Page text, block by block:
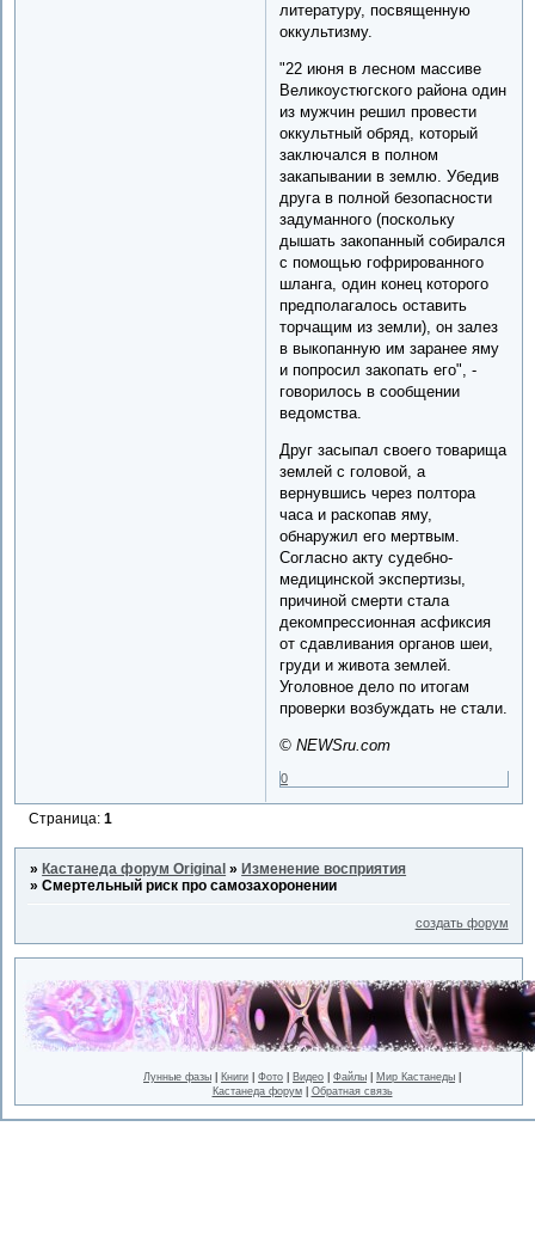
литературу, посвященную
оккультизму.
"22 июня в лесном массиве
Великоустюгского района один
из мужчин решил провести
оккультный обряд, который
заключался в полном
закапывании в землю. Убедив
друга в полной безопасности
задуманного (поскольку
дышать закопанный собирался
с помощью гофрированного
шланга, один конец которого
предполагалось оставить
торчащим из земли), он залез
в выкопанную им заранее яму
и попросил закопать его", -
говорилось в сообщении
ведомства.
Друг засыпал своего товарища
землей с головой, а
вернувшись через полтора
часа и раскопав яму,
обнаружил его мертвым.
Согласно акту судебно-
медицинской экспертизы,
причиной смерти стала
декомпрессионная асфиксия
от сдавливания органов шеи,
груди и живота землей.
Уголовное дело по итогам
проверки возбуждать не стали.
© NEWSru.com
0
Страница:1
»Кастанеда форум Original »Изменение восприятия
»Смертельный риск про самозахоронении
создать форум
Лунные фазы Книги Фото Видео Файлы Мир Кастанеды
Кастанеда форум| Обратная связь